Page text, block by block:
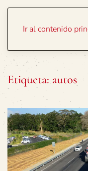
Ir al contenido
Etiqueta: autos